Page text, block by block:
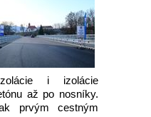
i izolácie
až po nosníky.
prvým cestným